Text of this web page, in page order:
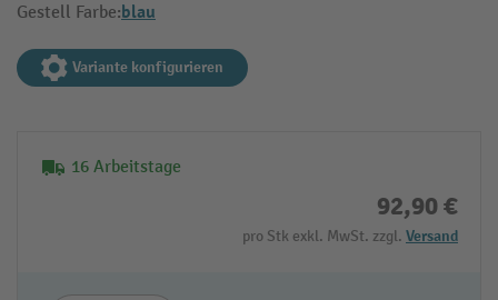
Gestell Farbe:blau
Variante konfigurieren
16 Arbeitstage
92,90 €
pro Stk exkl. MwSt. zzgl. Versand